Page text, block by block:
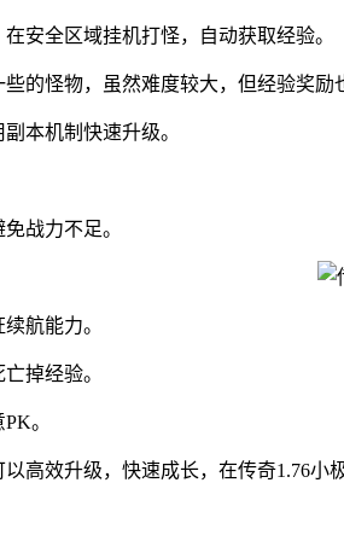
安全区域挂机打怪，自动获取经验。
的怪物，虽然难度较大，但经验奖励
本机制快速升级。
战力不足。
航能力。
掉经验。
。
高效升级，快速成长，在传奇1.76小